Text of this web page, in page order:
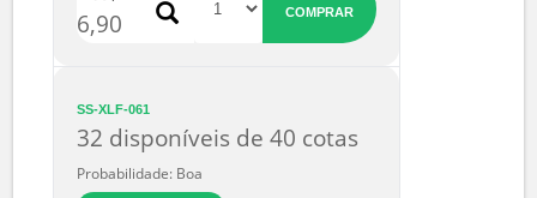
Probabilidade: Alta
R$
6,90